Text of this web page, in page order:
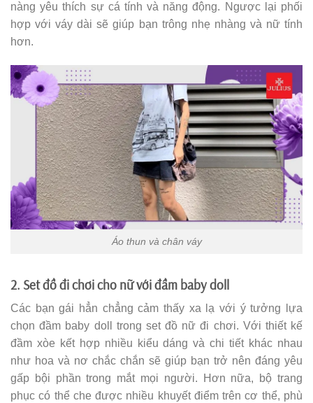
nàng yêu thích sự cá tính và năng động. Ngược lại phối
hợp với váy dài sẽ giúp bạn trông nhẹ nhàng và nữ tính
hơn.
Áo thun và chân váy
2. Set đồ đi chơi cho nữ với đầm baby doll
Các bạn gái hẳn chẳng cảm thấy xa lạ với ý tưởng lựa
chọn đầm baby doll trong set đồ nữ đi chơi. Với thiết kế
đầm xòe kết hợp nhiều kiểu dáng và chi tiết khác nhau
như hoa và nơ chắc chắn sẽ giúp bạn trở nên đáng yêu
gấp bội phần trong mắt mọi người. Hơn nữa, bộ trang
phục có thể che được nhiều khuyết điểm trên cơ thể, phù